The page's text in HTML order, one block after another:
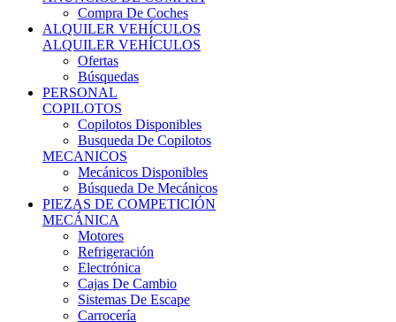
ALQUILER VEHÍCULOS
ALQUILER VEHÍCULOS
Ofertas
Búsquedas
PERSONAL
COPILOTOS
Copilotos Disponibles
Busqueda De Copilotos
MECANICOS
Mecánicos Disponibles
Búsqueda De Mecánicos
PIEZAS DE COMPETICIÓN
MECÁNICA
Motores
Refrigeración
Electrónica
Cajas De Cambio
Sistemas De Escape
Carrocería
Depositos